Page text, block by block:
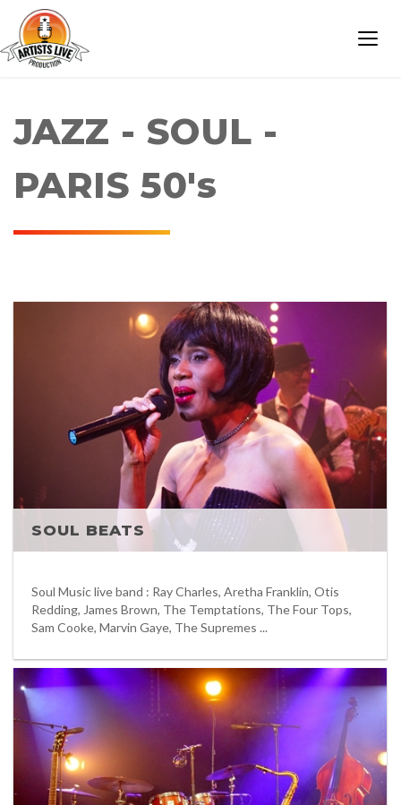
JAZZ - SOUL -
PARIS 50's
SOUL BEATS
Soul Music live band : Ray Charles, Aretha Franklin, Otis
Redding, James Brown, The Temptations, The Four Tops,
Sam Cooke, Marvin Gaye, The Supremes ...